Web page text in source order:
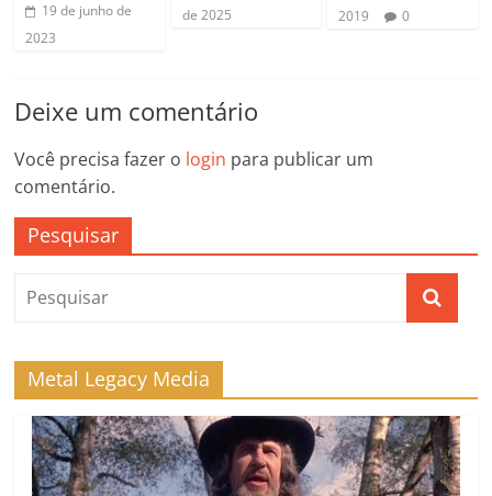
19 de junho de
2023
de 2025
2019
0
Deixe um comentário
Você precisa fazer o login para publicar um
comentário.
Pesquisar
Metal Legacy Media